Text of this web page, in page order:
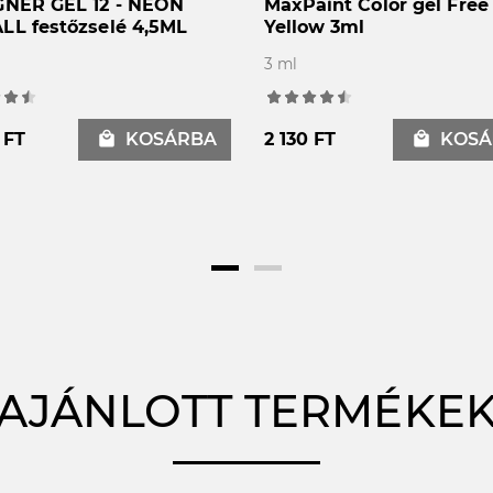
eltérhet egymástól!
GEL 12 - NEON
festőzselé 4,5ML
local_mall KOSÁRBA
MaxPaint Color gel Free
Yellow 3ml
3 ml
2 130 FT local_mall